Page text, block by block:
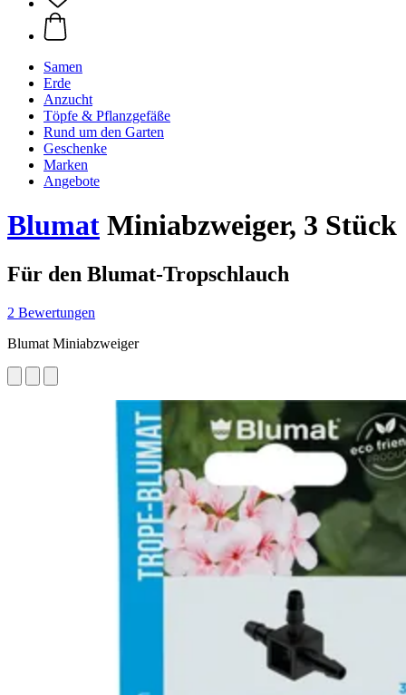
Samen
Erde
Anzucht
Töpfe & Pflanzgefäße
Rund um den Garten
Geschenke
Marken
Angebote
Blumat Miniabzweiger, 3 Stück
Für den Blumat-Tropschlauch
2 Bewertungen
Blumat Miniabzweiger